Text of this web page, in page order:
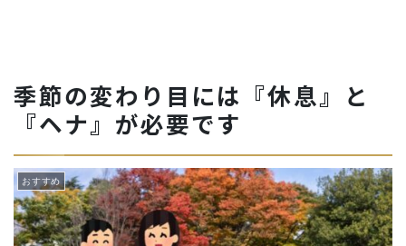
季節の変わり目には『休息』と
『ヘナ』が必要です
おすすめ